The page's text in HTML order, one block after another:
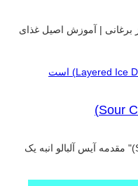
برغانی | آموزش اصیل غذای
" آیس آلبالو انبه (Sour Cherry Mango Ice)" مقدمه آیس آلبالو انبه یک